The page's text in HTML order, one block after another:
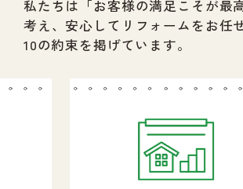
私たちは「お客様の満足こそが最
考え、安心してリフォームをお任
10の約束を掲げています。